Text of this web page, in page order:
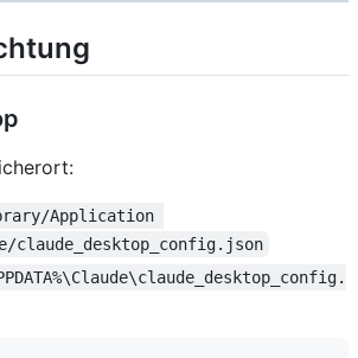
Application
claude_desktop_config.json